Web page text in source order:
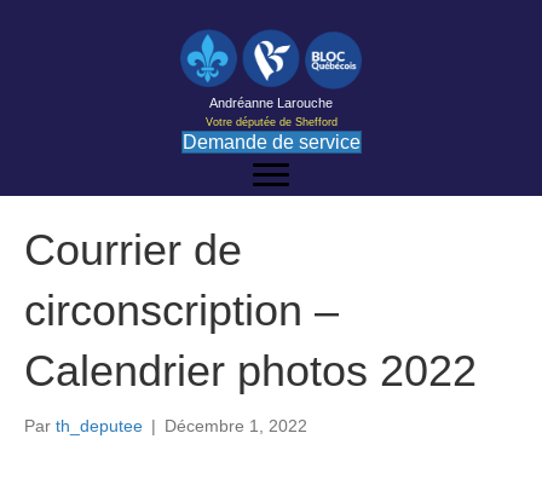
Andréanne Larouche
Votre députée de Shefford
Demande de service
Courrier de
circonscription –
Calendrier photos 2022
Par th_deputee | Décembre 1, 2022